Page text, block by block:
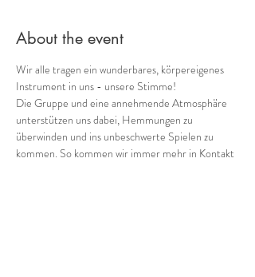
About the event
Wir alle tragen ein wunderbares, körpereigenes
Instrument in uns - unsere Stimme!
Die Gruppe und eine annehmende Atmosphäre
unterstützen uns dabei, Hemmungen zu
überwinden und ins unbeschwerte Spielen zu
kommen. So kommen wir immer mehr in Kontakt